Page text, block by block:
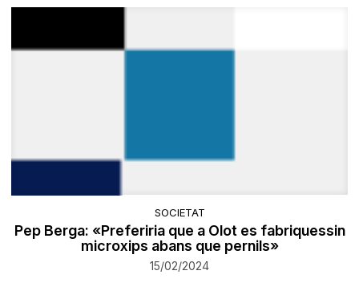
SOCIETAT
Pep Berga: «Preferiria que a Olot es fabriquessin
microxips abans que pernils»
15/02/2024